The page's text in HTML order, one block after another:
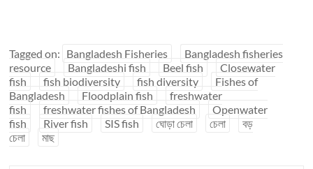
Tagged on: Bangladesh Fisheries
Bangladesh fisheries
resource
Bangladeshi fish Beel fish
Closewater
fish
fish biodiversity fish diversity
Fishes of
Bangladesh
Floodplain fish
freshwater
fish
freshwater fishes of Bangladesh
Openwater
fish
River fish SIS fish ঘোড়া চেলা চেলা
বড়
চেলা
মাছ